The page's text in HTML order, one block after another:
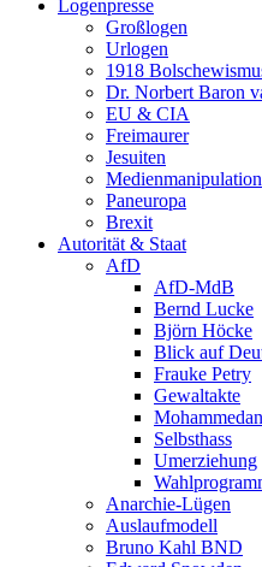
Logenpresse
Großlogen
Urlogen
1918
Dr. Norbert Baron
EU & CIA
Freimaurer
Jesuiten
Medienmanipulation
Paneuropa
Brexit
Autorität & Staat
AfD
AfD-MdB
Bernd Lucke
Björn Höcke
Blick auf
Frauke Petry
Gewaltakte
Selbsthass
Umerziehung
Anarchie-Lügen
Auslaufmodell
Bruno Kahl BND